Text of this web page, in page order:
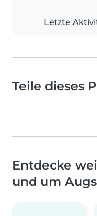
Letzte
Teile dieses
Entdecke
und um